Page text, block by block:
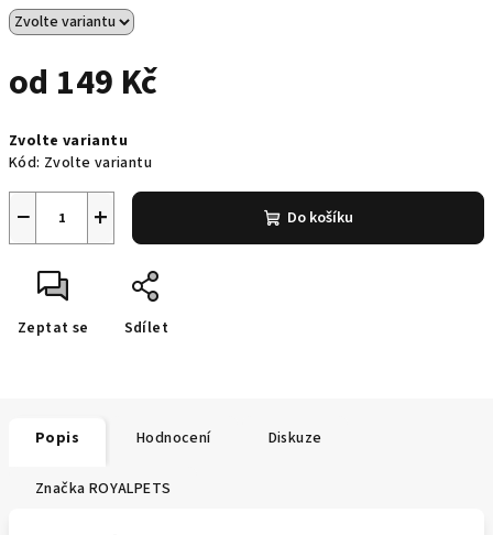
od 149 Kč
cena:
Zvolte variantu
Kód: Zvolte variantu
+
− Do košíku
Zeptat se Sdílet
Popis Hodnocení Diskuze
Značka ROYALPETS